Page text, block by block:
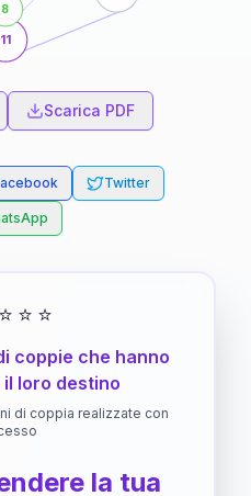
11
8
Scarica PDF
Twitter
⭐ ⭐ ⭐
coppie che hanno
loro destino
di coppia realizzate con
la tua